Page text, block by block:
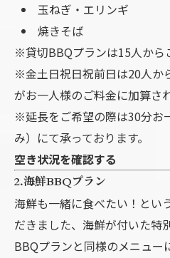
玉ねぎ・エリンギ
焼きそば
※貸切BBQプランは15人から
※金土日祝日祝前日は20人か
がお一人様のご料金に加算さ
※延長をご希望の際は30分お
み）にて承っております。
空き状況を確認する
2.海鮮BBQプラン
海鮮も一緒に食べたい！とい
だきました、海鮮が付いた特
BBQプランと同様のメニュー